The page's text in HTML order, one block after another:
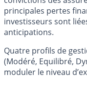
principales pertes
investisseurs sont
anticipations.
Quatre profils de
(Modéré, Equilibré,
moduler le niveau